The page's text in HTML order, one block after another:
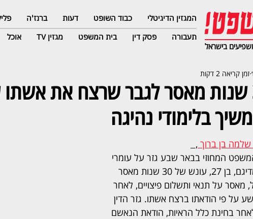
המגזין הדיגיטלי כבוד השופט דעות ברנז'ה
תעבורה
פסק דין בית המשפט מגזין TV אוכל
בישראל
30 שנות מאסר לגבר שרצח את
בלימודי נהיגה
זמן קריאה 2 דקות
בן ברוך ,
המחוזי בבאר שבע גזר על עומרי
אבו מדיגם, בן 27, עונש של 30 שנות מאסר
מאסר על תנאי ותשלום פיצויים, לאחר
על פי הודאתו ברצח אשתו. גזר הדין
בחינת כלל הראיות, הודאת הנאשם